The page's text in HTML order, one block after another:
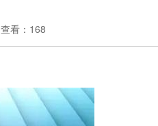
查看：168